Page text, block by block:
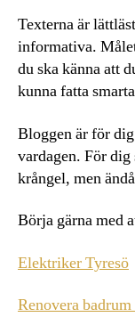
Texterna är
informativa.
du ska känna att
kunna fatta
Bloggen är för
vardagen. För
krångel, men
Börja gärna med
Elektriker Tyresö
Renovera